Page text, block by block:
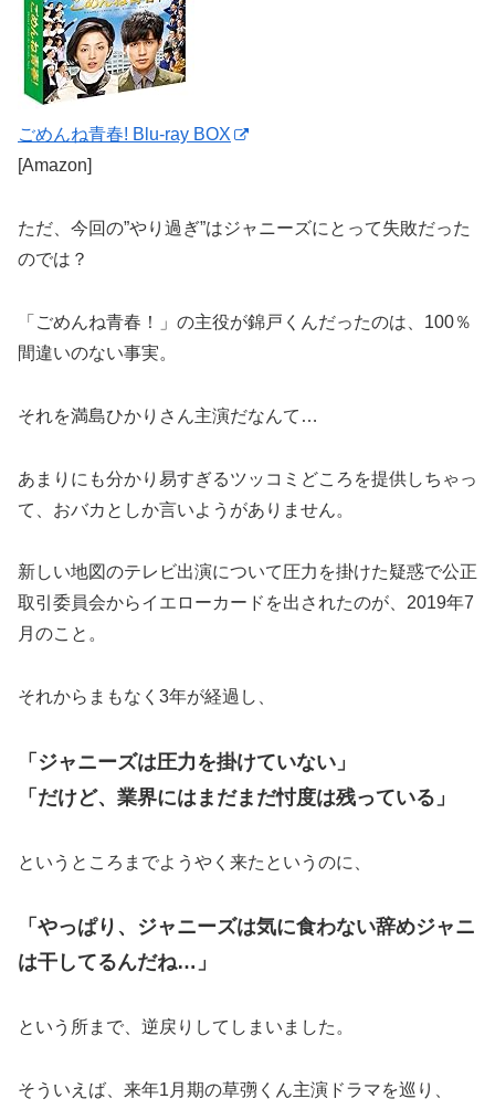
ごめんね青春! Blu-ray BOX
[Amazon]
ただ、今回の”やり過ぎ”はジャニーズにとって失敗だった
のでは？
「ごめんね青春！」の主役が錦戸くんだったのは、100％
間違いのない事実。
それを満島ひかりさん主演だなんて…
あまりにも分かり易すぎるツッコミどころを提供しちゃっ
て、おバカとしか言いようがありません。
新しい地図のテレビ出演について圧力を掛けた疑惑で公正
取引委員会からイエローカードを出されたのが、2019年7
月のこと。
それからまもなく3年が経過し、
「ジャニーズは圧力を掛けていない」
「だけど、業界にはまだまだ忖度は残っている」
というところまでようやく来たというのに、
「やっぱり、ジャニーズは気に食わない辞めジャニ
は干してるんだね…」
という所まで、逆戻りしてしまいました。
そういえば、来年1月期の草彅くん主演ドラマを巡り、